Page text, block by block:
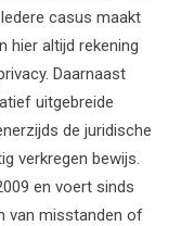
casus maakt
hier altijd rekening
Daarnaast
uitgebreide
de juridische
verkregen bewijs.
en voert sinds
van misstanden of